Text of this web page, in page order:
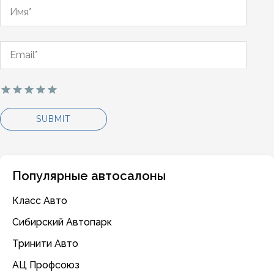
Популярные автосалоны
Класс Авто
Сибирский Автопарк
Тринити Авто
АЦ Профсоюз